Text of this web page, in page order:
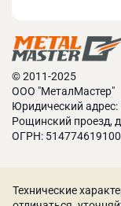
© 2011-2025
ООО "МеталМастер"
Юридический
Рощинский проезд,
ОГРН:
Технические